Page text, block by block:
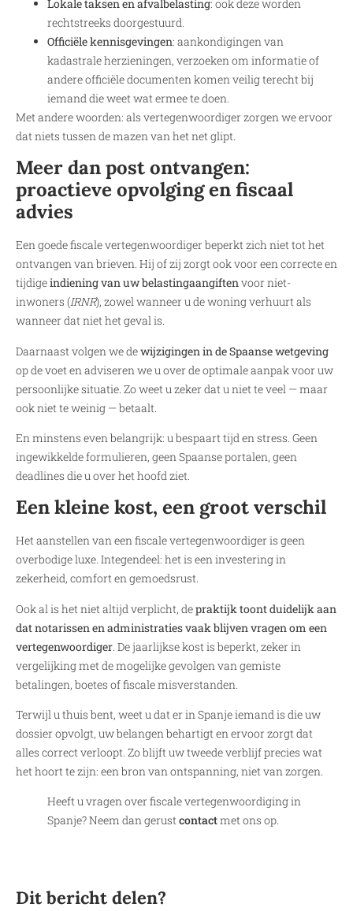
Lokale taksen en afvalbelasting: ook deze worden
rechtstreeks doorgestuurd.
Officiële kennisgevingen: aankondigingen van
kadastrale herzieningen, verzoeken om informatie of
andere officiële documenten komen veilig terecht bij
iemand die weet wat ermee te doen.
Met andere woorden: als vertegenwoordiger zorgen we ervoor
dat niets tussen de mazen van het net glipt.
Meer dan post ontvangen:
proactieve opvolging en fiscaal
advies
Een goede fiscale vertegenwoordiger beperkt zich niet tot het
ontvangen van brieven. Hij of zij zorgt ook voor een correcte en
tijdigeindiening van uw belastingaangiftenvoor niet-
inwoners (IRNR), zowel wanneer u de woning verhuurt als
wanneer dat niet het geval is.
Daarnaast volgen we dewijzigingen in de Spaanse wetgeving
op de voet en adviseren we u over de optimale aanpak voor uw
persoonlijke situatie. Zo weet u zeker dat u niet te veel — maar
ook niet te weinig — betaalt.
En minstens even belangrijk: u bespaart tijd en stress. Geen
ingewikkelde formulieren, geen Spaanse portalen, geen
deadlines die u over het hoofd ziet.
Een kleine kost, een groot verschil
Het aanstellen van een fiscale vertegenwoordiger is geen
overbodige luxe. Integendeel: het is een investering in
zekerheid, comfort en gemoedsrust.
Ook al is het niet altijd verplicht, depraktijk toont duidelijk aan
dat notarissen en administraties vaak blijven vragen om een
vertegenwoordiger . De jaarlijkse kost is beperkt, zeker in
vergelijking met de mogelijke gevolgen van gemiste
betalingen, boetes of fiscale misverstanden.
Terwijl u thuis bent, weet u dat er in Spanje iemand is die uw
dossier opvolgt, uw belangen behartigt en ervoor zorgt dat
alles correct verloopt. Zo blijft uw tweede verblijf precies wat
het hoort te zijn: een bron van ontspanning, niet van zorgen.
Heeft u vragen over fiscale vertegenwoordiging in
Spanje? Neem dan gerustcontactmet ons op.
Dit bericht delen?